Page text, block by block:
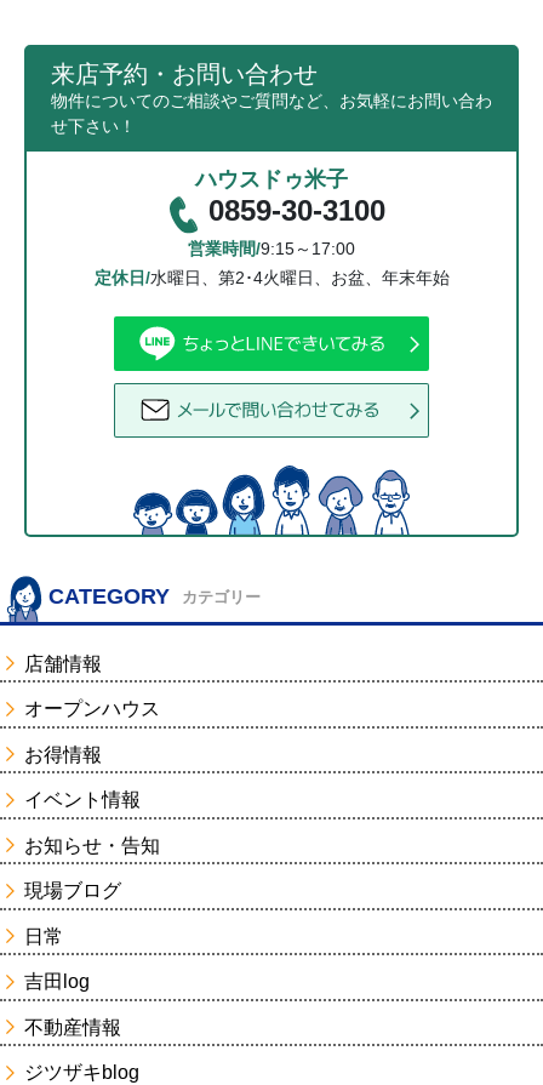
来店予約・お問い合わせ
物件についてのご相談やご質問など、お気軽にお問い合わ
せ下さい！
ハウスドゥ米子
0859-30-3100
営業時間/9:15～17:00
定休日/水曜日、第2･4火曜日、お盆、年末年始
CATEGORY カテゴリー
店舗情報
オープンハウス
お得情報
イベント情報
お知らせ・告知
現場ブログ
日常
吉田log
不動産情報
ジツザキblog